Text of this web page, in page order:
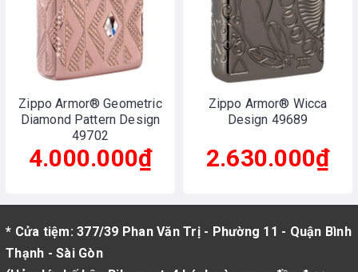
Zippo Armor® Geometric
Diamond Pattern Design
49702
4.000.000₫
Zippo Armor® Wicca
Design 49689
2.630.000₫
* Cửa tiệm: 377/39 Phan Văn Trị - Phường 11 - Quận Bình
Thạnh - Sài Gòn